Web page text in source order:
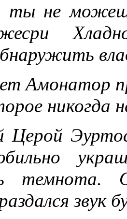
ты не
Амонатор
никогда
Церой
темнота.
звук